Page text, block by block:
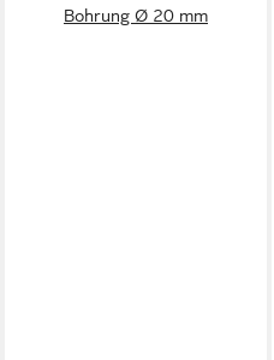
Bohrung Ø 20 mm